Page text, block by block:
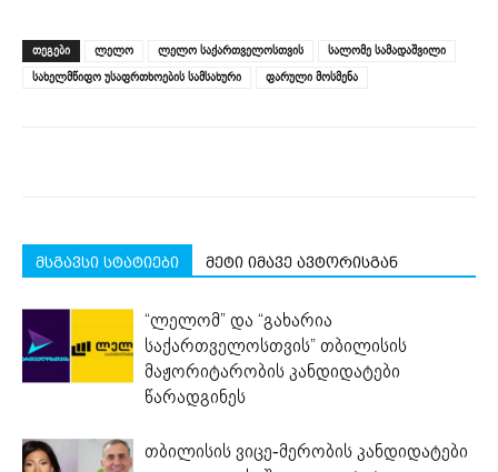
(Opens
in
new
window)
in
new
window)
(Opens
in
new
window)
(Opens
in
new
window)
(Opens
in
new
window)
new
window)
ᲗᲔᲒᲔᲑᲘ ლელო ლელო საქართველოსთვის
სალომე სამადაშვილი
სახელმწიფო უსაფრთხოების სამსახური
ფარული მოსმენა
მსგავსი სტატიები მეტი იმავე ავტორისგან
“ლელომ” და “გახარია
საქართველოსთვის” თბილისის
მაჟორიტარობის კანდიდატები
წარადგინეს
თბილისის ვიცე-მერობის კანდიდატები